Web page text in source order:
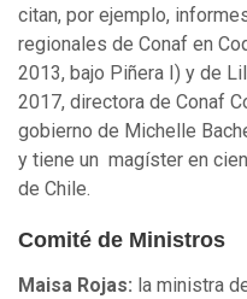
citan, por ejemplo,
regionales de Conaf en
2013, bajo Piñera I) y de
2017, directora de Conaf
gobierno de Michelle
y tiene un magíster en
de Chile.
Comité de Ministros
Maisa Rojas: la ministra